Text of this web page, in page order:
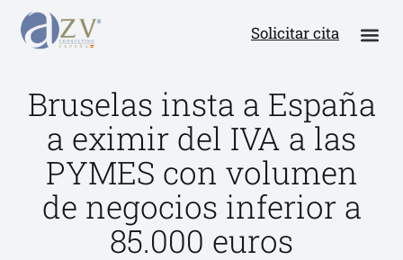
Solicitar cita
Bruselas insta a España
a eximir del IVA a las
PYMES con volumen
de negocios inferior a
85.000 euros